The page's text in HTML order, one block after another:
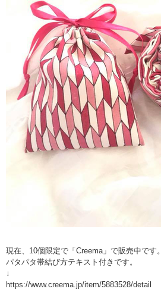
現在、10個限定で「Creema」で販売中です。
パタパタ帯結び方テキスト付きです。
↓
https://www.creema.jp/item/5883528/detail